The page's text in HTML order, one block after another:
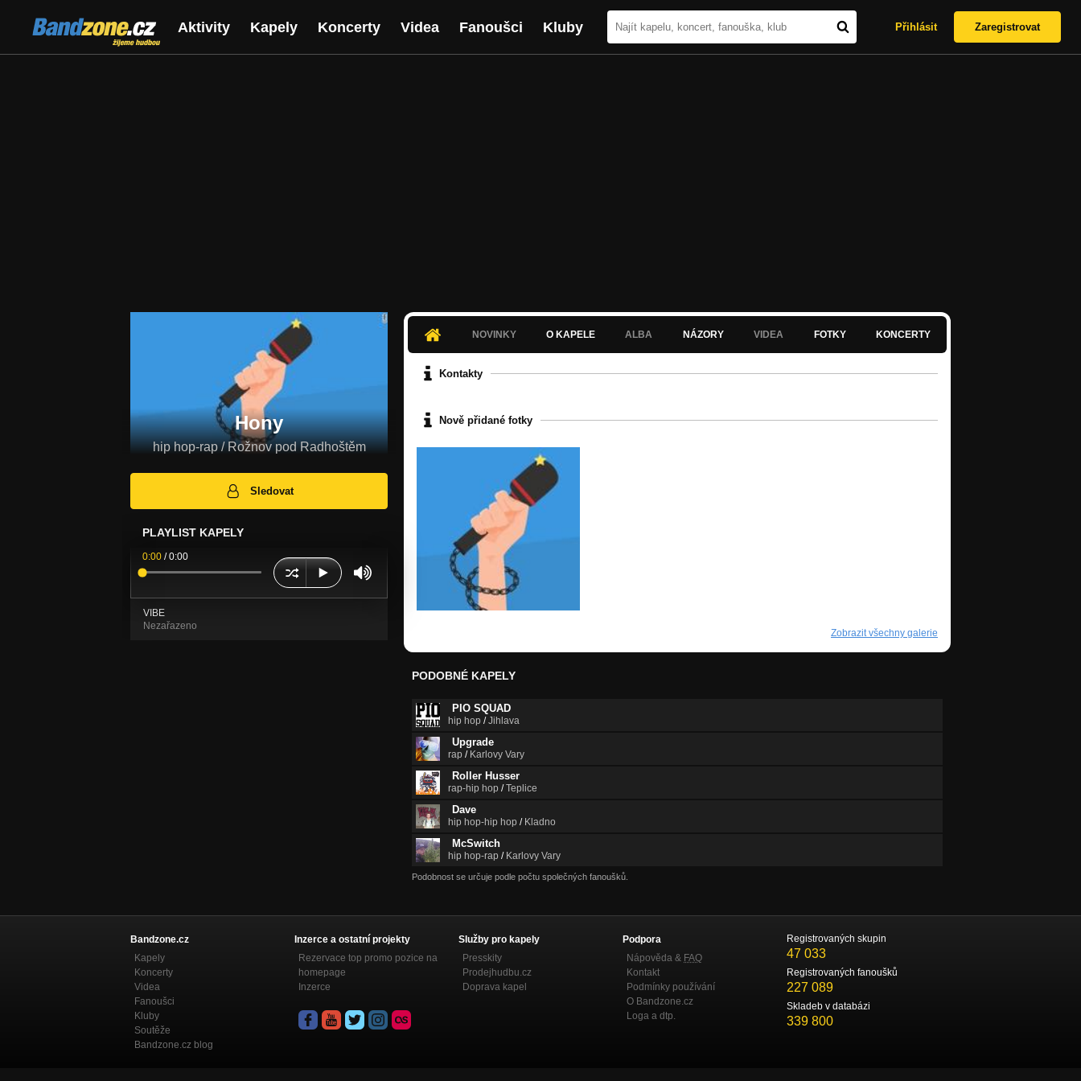
Bandzone.cz
žijeme hudbou
Aktivity Kapely Koncerty Videa Fanoušci Kluby Přihlásit Zaregistrovat
Hony
hip hop-rap / Rožnov pod Radhoštěm
Sledovat
PLAYLIST KAPELY
0:00 /0:00
VIBE
Nezařazeno
NOVINKY O KAPELE ALBA NÁZORY VIDEA FOTKY KONCERTY
Kontakty
Nově přidané fotky
Zobrazit všechny galerie
PODOBNÉ KAPELY
PIO SQUAD
hip hop /Jihlava
Upgrade
rap / Karlovy Vary
Roller Husser
rap-hip hop /Teplice
Dave
hip hop-hip hop / Kladno
McSwitch
hip hop-rap / Karlovy Vary
Podobnost se určuje podle počtu společných fanoušků.
Bandzone.cz
Kapely
Koncerty
Videa
Fanoušci
Kluby
Soutěže
Bandzone.cz blog
Inzerce a ostatní projekty
Rezervace top promo pozice na
homepage
Inzerce
Služby pro kapely
Presskity
Prodejhudbu.cz
Doprava kapel
Podpora
Nápověda & FAQ
Kontakt
Podmínky používání
O Bandzone.cz
Loga a dtp.
Registrovaných skupin
47 033
Registrovaných fanoušků
227 089
Skladeb v databázi
339 800